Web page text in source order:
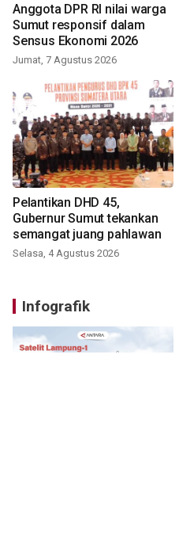
Anggota DPR RI nilai warga
Sumut responsif dalam
Sensus Ekonomi 2026
Jumat, 7 Agustus 2026
Pelantikan DHD 45,
Gubernur Sumut tekankan
semangat juang pahlawan
Selasa, 4 Agustus 2026
Infografik